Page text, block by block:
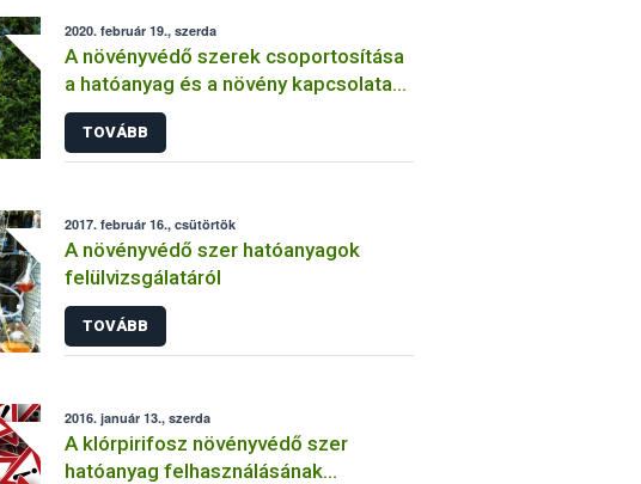
2020. február 19., szerda
A növényvédő szerek csoportosítása
a hatóanyag és a növény kapcsolata
szerint
TOVÁBB
2017. február 16., csütörtök
A növényvédő szer hatóanyagok
felülvizsgálatáról
TOVÁBB
2016. január 13., szerda
A klórpirifosz növényvédő szer
hatóanyag felhasználásának